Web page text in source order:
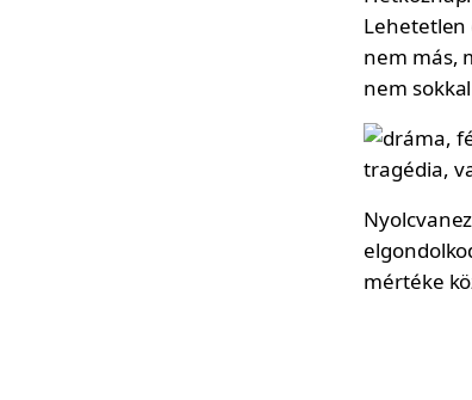
Lehetetlen
nem más,
nem
mértéke